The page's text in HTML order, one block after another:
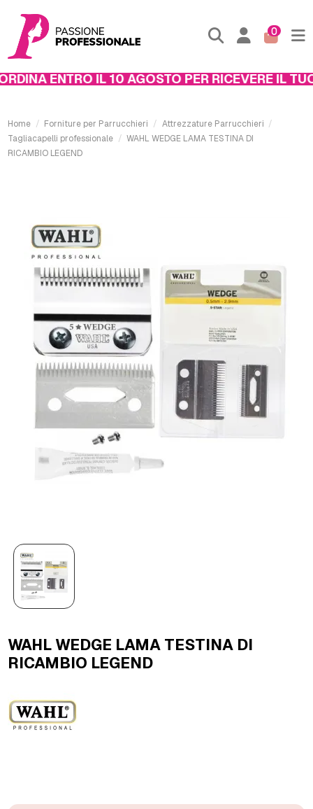
0
ENTRO IL 10 AGOSTO PER RICEVERE IL TUO
Home Forniture per Parrucchieri
Attrezzature Parrucchieri
Tagliacapelli professionale
WAHL WEDGE LAMA TESTINA DI
RICAMBIO LEGEND
WAHL WEDGE LAMA TESTINA DI
RICAMBIO LEGEND